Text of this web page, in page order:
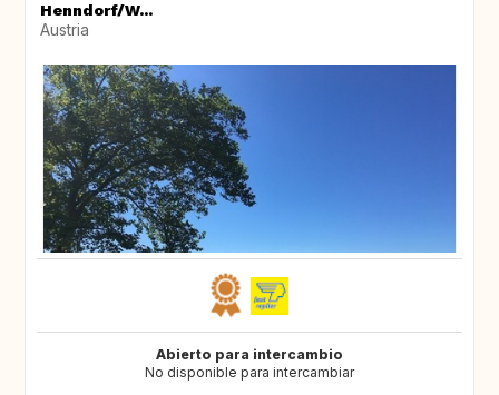
Henndorf/W...
Austria
Abierto para intercambio
No disponible para intercambiar